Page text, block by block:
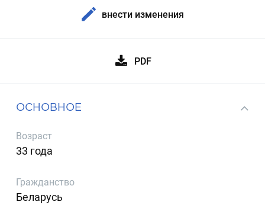
внести изменения
PDF
ОСНОВНОЕ
Возраст
33 года
Гражданство
Беларусь